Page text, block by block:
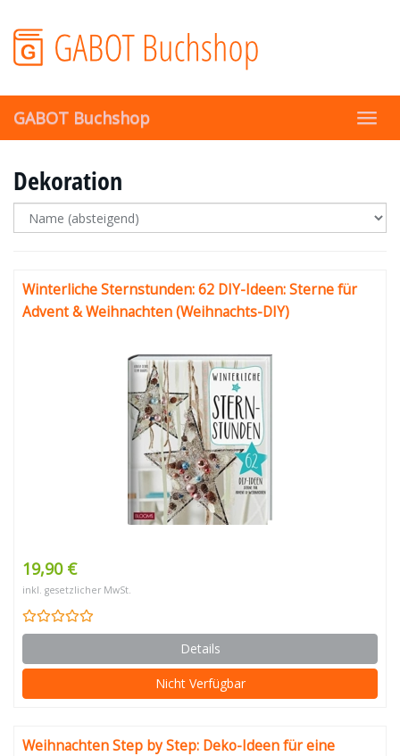
main
content
GABOT Buchshop
Dekoration
Winterliche Sternstunden: 62 DIY-Ideen: Sterne für
Advent & Weihnachten (Weihnachts-DIY)
19,90 €
inkl. gesetzlicher MwSt.
Details
Nicht Verfügbar
Weihnachten Step by Step: Deko-Ideen für eine